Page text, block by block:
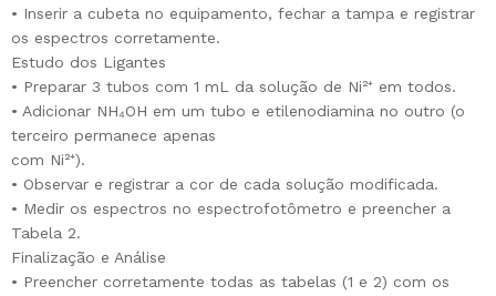
• Inserir a cubeta no equipamento, fechar a tampa e registrar
os espectros corretamente.
Estudo dos Ligantes
• Preparar 3 tubos com 1 mL da solução de Ni²⁺ em todos.
• Adicionar NH₄OH em um tubo e etilenodiamina no outro (o
terceiro permanece apenas
com Ni²⁺).
• Observar e registrar a cor de cada solução modificada.
• Medir os espectros no espectrofotômetro e preencher a
Tabela 2.
Finalização e Análise
• Preencher corretamente todas as tabelas (1 e 2) com os